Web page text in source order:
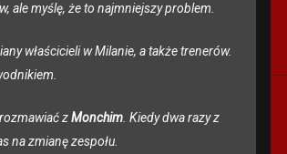
ale myślę, że to najmniejszy problem.
właścicieli w Milanie, a także trenerów.
zMonchim. Kiedy dwa razy z
na zmianę zespołu.